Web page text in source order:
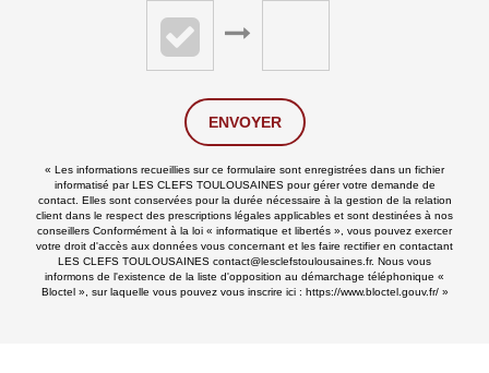
ENVOYER
« Les informations recueillies sur ce formulaire sont enregistrées dans un fichier
informatisé par LES CLEFS TOULOUSAINES pour gérer votre demande de
contact. Elles sont conservées pour la durée nécessaire à la gestion de la relation
client dans le respect des prescriptions légales applicables et sont destinées à nos
conseillers Conformément à la loi « informatique et libertés », vous pouvez exercer
votre droit d'accès aux données vous concernant et les faire rectifier en contactant
LES CLEFS TOULOUSAINES contact@lesclefstoulousaines.fr. Nous vous
informons de l'existence de la liste d'opposition au démarchage téléphonique «
Bloctel », sur laquelle vous pouvez vous inscrire ici : https://www.bloctel.gouv.fr/»